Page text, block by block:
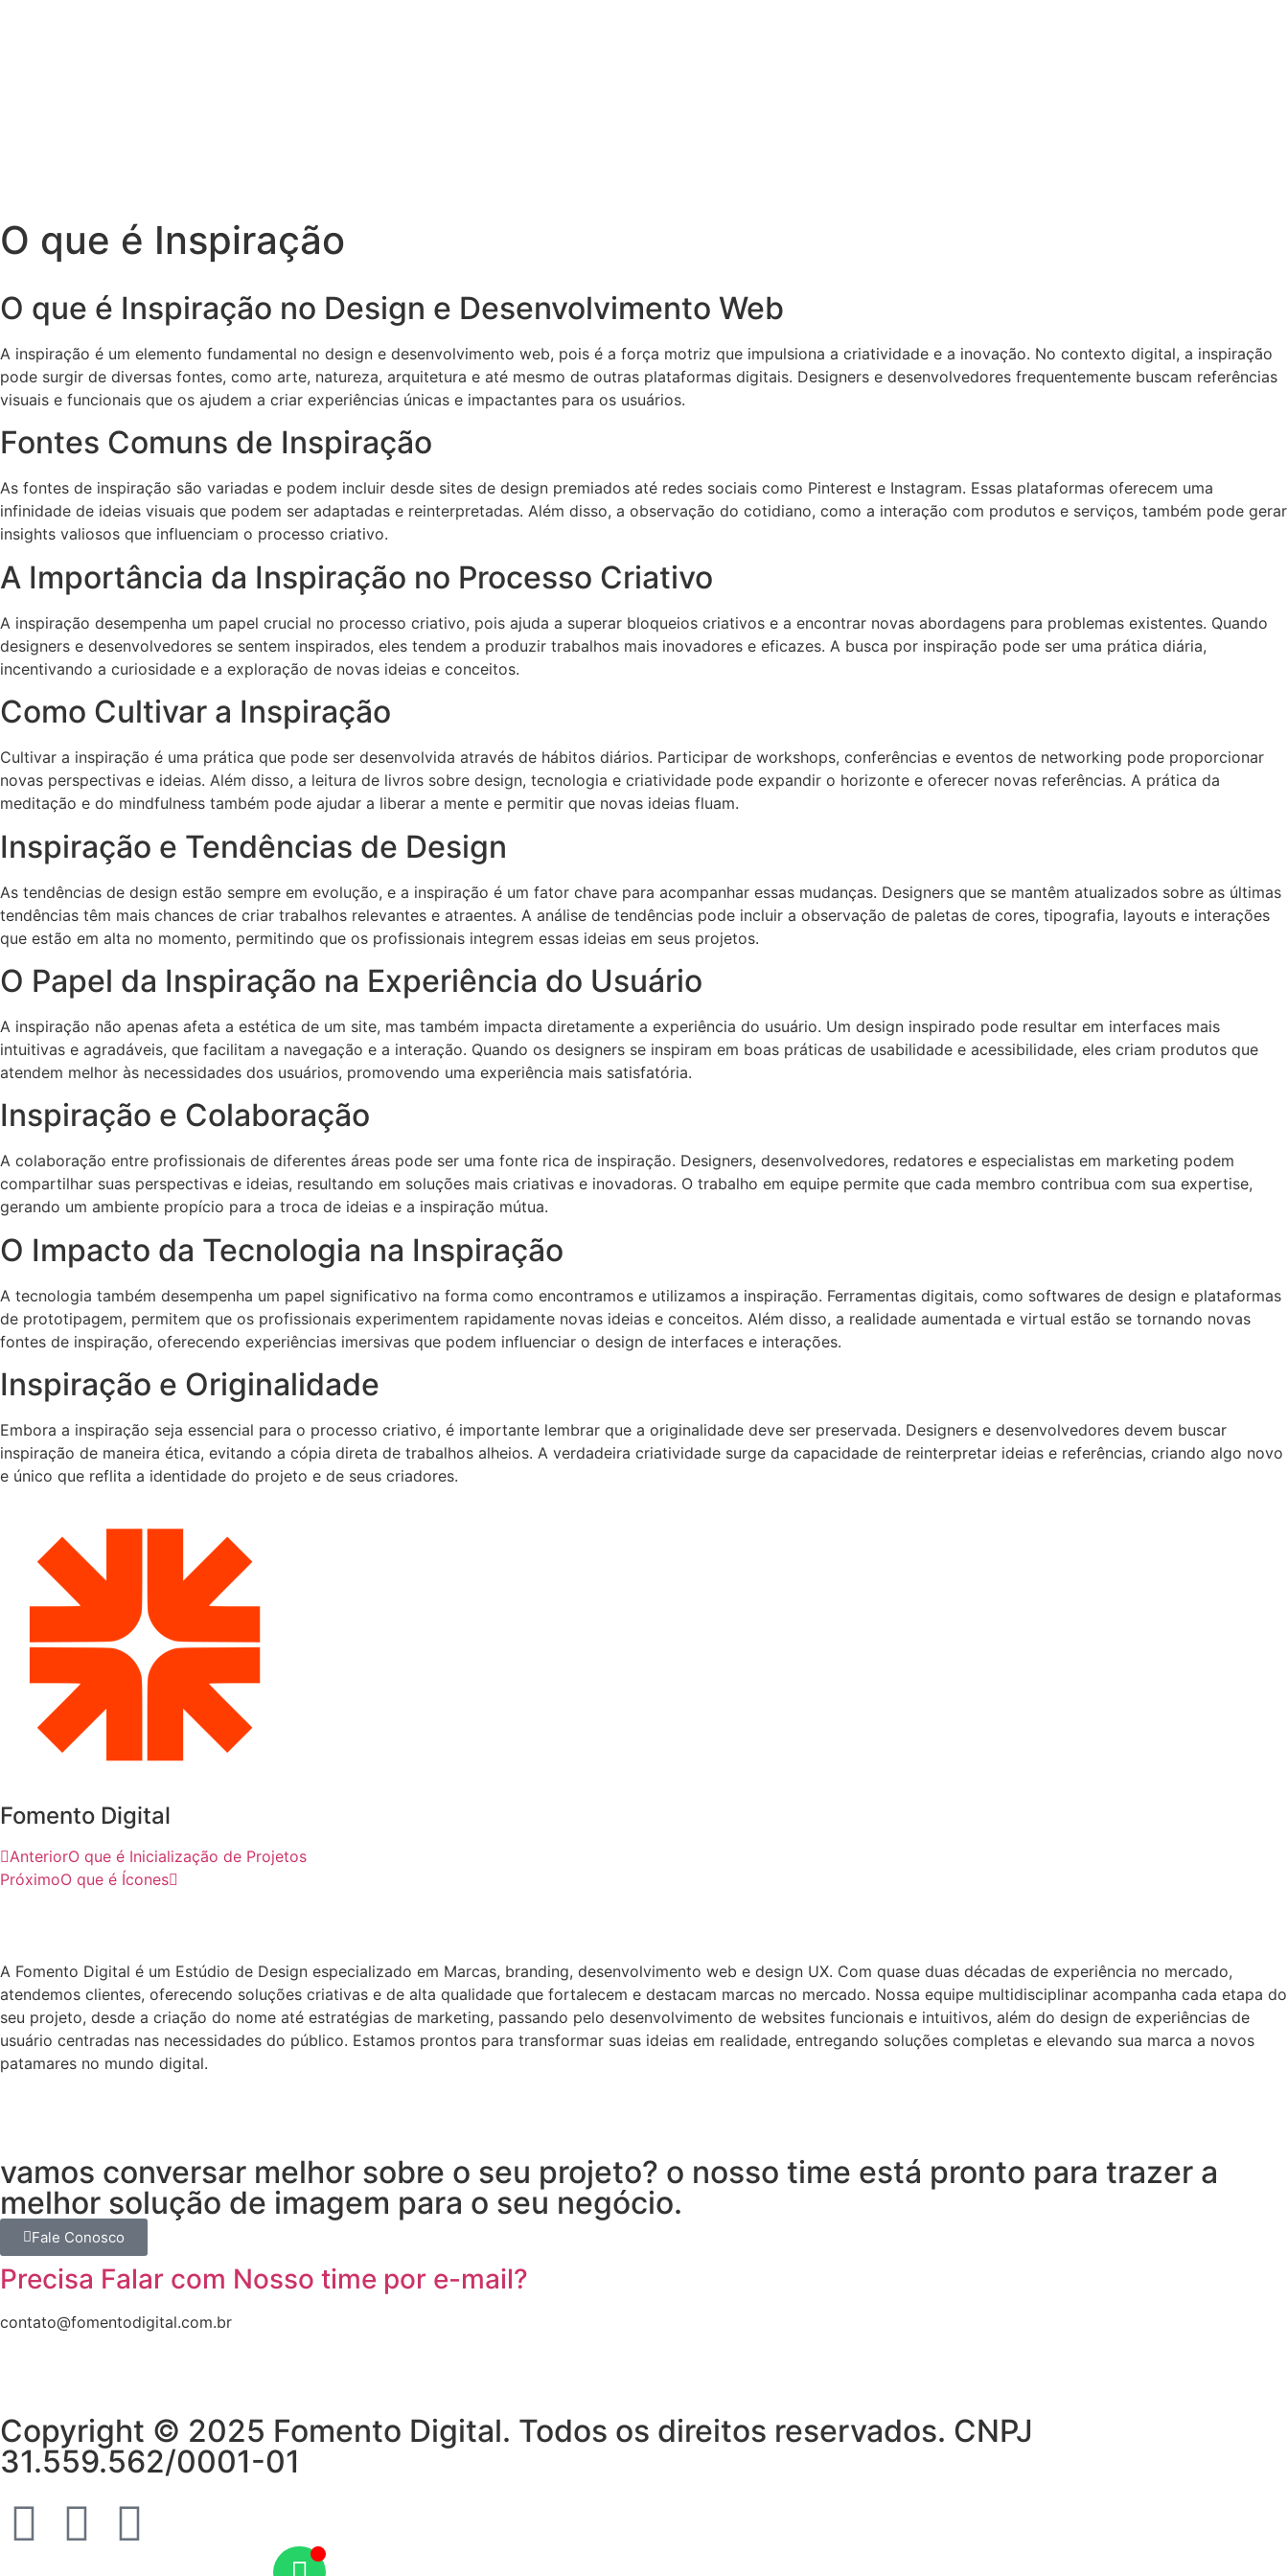
O que é Inspiração
O que é Inspiração no Design e Desenvolvimento Web
A inspiração é um elemento fundamental no design e desenvolvimento web, pois é a força motriz que impulsiona a criatividade e a inovação. No contexto digital, a inspiração
pode surgir de diversas fontes, como arte, natureza, arquitetura e até mesmo de outras plataformas digitais. Designers e desenvolvedores frequentemente buscam referências
visuais e funcionais que os ajudem a criar experiências únicas e impactantes para os usuários.
Fontes Comuns de Inspiração
As fontes de inspiração são variadas e podem incluir desde sites de design premiados até redes sociais como Pinterest e Instagram. Essas plataformas oferecem uma
infinidade de ideias visuais que podem ser adaptadas e reinterpretadas. Além disso, a observação do cotidiano, como a interação com produtos e serviços, também pode gerar
insights valiosos que influenciam o processo criativo.
A Importância da Inspiração no Processo Criativo
A inspiração desempenha um papel crucial no processo criativo, pois ajuda a superar bloqueios criativos e a encontrar novas abordagens para problemas existentes. Quando
designers e desenvolvedores se sentem inspirados, eles tendem a produzir trabalhos mais inovadores e eficazes. A busca por inspiração pode ser uma prática diária,
incentivando a curiosidade e a exploração de novas ideias e conceitos.
Como Cultivar a Inspiração
Cultivar a inspiração é uma prática que pode ser desenvolvida através de hábitos diários. Participar de workshops, conferências e eventos de networking pode proporcionar
novas perspectivas e ideias. Além disso, a leitura de livros sobre design, tecnologia e criatividade pode expandir o horizonte e oferecer novas referências. A prática da
meditação e do mindfulness também pode ajudar a liberar a mente e permitir que novas ideias fluam.
Inspiração e Tendências de Design
As tendências de design estão sempre em evolução, e a inspiração é um fator chave para acompanhar essas mudanças. Designers que se mantêm atualizados sobre as últimas
tendências têm mais chances de criar trabalhos relevantes e atraentes. A análise de tendências pode incluir a observação de paletas de cores, tipografia, layouts e interações
que estão em alta no momento, permitindo que os profissionais integrem essas ideias em seus projetos.
O Papel da Inspiração na Experiência do Usuário
A inspiração não apenas afeta a estética de um site, mas também impacta diretamente a experiência do usuário. Um design inspirado pode resultar em interfaces mais
intuitivas e agradáveis, que facilitam a navegação e a interação. Quando os designers se inspiram em boas práticas de usabilidade e acessibilidade, eles criam produtos que
atendem melhor às necessidades dos usuários, promovendo uma experiência mais satisfatória.
Inspiração e Colaboração
A colaboração entre profissionais de diferentes áreas pode ser uma fonte rica de inspiração. Designers, desenvolvedores, redatores e especialistas em marketing podem
compartilhar suas perspectivas e ideias, resultando em soluções mais criativas e inovadoras. O trabalho em equipe permite que cada membro contribua com sua expertise,
gerando um ambiente propício para a troca de ideias e a inspiração mútua.
O Impacto da Tecnologia na Inspiração
A tecnologia também desempenha um papel significativo na forma como encontramos e utilizamos a inspiração. Ferramentas digitais, como softwares de design e plataformas
de prototipagem, permitem que os profissionais experimentem rapidamente novas ideias e conceitos. Além disso, a realidade aumentada e virtual estão se tornando novas
fontes de inspiração, oferecendo experiências imersivas que podem influenciar o design de interfaces e interações.
Inspiração e Originalidade
Embora a inspiração seja essencial para o processo criativo, é importante lembrar que a originalidade deve ser preservada. Designers e desenvolvedores devem buscar
inspiração de maneira ética, evitando a cópia direta de trabalhos alheios. A verdadeira criatividade surge da capacidade de reinterpretar ideias e referências, criando algo novo
e único que reflita a identidade do projeto e de seus criadores.
Fomento Digital
AnteriorO que é Inicialização de Projetos
PróximoO que é Ícones
A Fomento Digital é um Estúdio de Design especializado em Marcas, branding, desenvolvimento web e design UX. Com quase duas décadas de experiência no mercado,
atendemos clientes, oferecendo soluções criativas e de alta qualidade que fortalecem e destacam marcas no mercado. Nossa equipe multidisciplinar acompanha cada etapa do
seu projeto, desde a criação do nome até estratégias de marketing, passando pelo desenvolvimento de websites funcionais e intuitivos, além do design de experiências de
usuário centradas nas necessidades do público. Estamos prontos para transformar suas ideias em realidade, entregando soluções completas e elevando sua marca a novos
patamares no mundo digital.
vamos conversar melhor sobre o seu projeto? o nosso time está pronto para trazer a
melhor solução de imagem para o seu negócio.
Fale Conosco
Precisa Falar com Nosso time por e-mail?
contato@fomentodigital.com.br
Copyright © 2025 Fomento Digital. Todos os direitos reservados. CNPJ
31.559.562/0001-01